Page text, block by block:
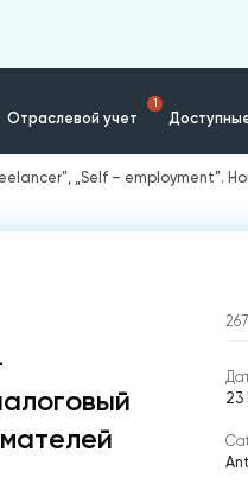
Отраслевой учет
1
„Self – employment”.
23